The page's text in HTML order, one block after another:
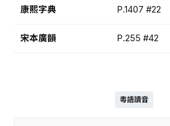
康熙字典 P.1407 #22
宋本廣韻 P.255 #42
粵語讀音